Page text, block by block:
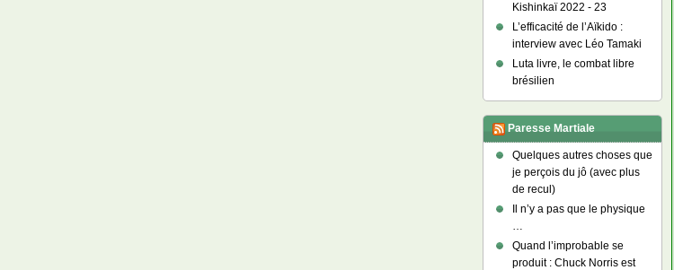
Kishinkaï 2022 - 23
L’efficacité de l’Aïkido :
interview avec Léo Tamaki
Luta livre, le combat libre
brésilien
Paresse Martiale
Quelques autres choses que
je perçois du jô (avec plus
de recul)
Il n’y a pas que le physique
…
Quand l’improbable se
produit : Chuck Norris est